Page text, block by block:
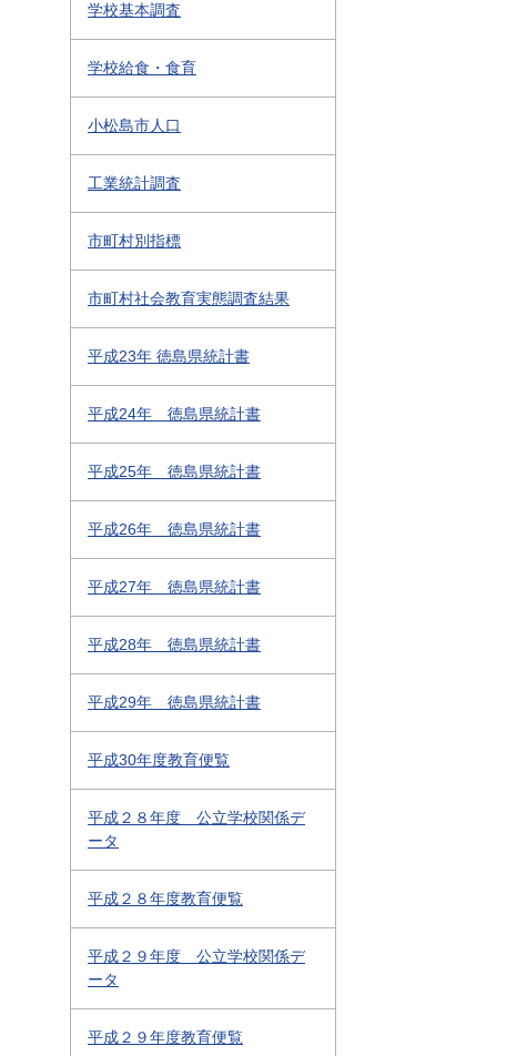
学校基本調査
学校給食・食育
小松島市人口
工業統計調査
市町村別指標
市町村社会教育実態調査結果
平成23年 徳島県統計書
平成24年 徳島県統計書
平成25年 徳島県統計書
平成26年 徳島県統計書
平成27年 徳島県統計書
平成28年 徳島県統計書
平成29年 徳島県統計書
平成30年度教育便覧
平成２８年度 公立学校関係デ
ータ
平成２８年度教育便覧
平成２９年度 公立学校関係デ
ータ
平成２９年度教育便覧